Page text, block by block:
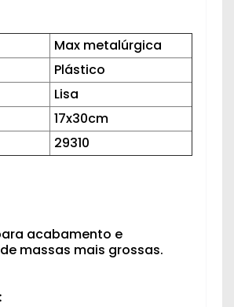
Max metalúrgica
Plástico
Lisa
17x30cm
29310
acabamento e
massas mais grossas.